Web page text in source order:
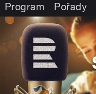
Program Pořady